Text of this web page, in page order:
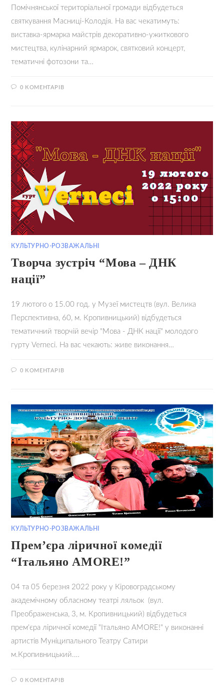
Помічнянської територіальної громади відбудеться
святкування Масниці-Колодія. На вас чекатимуть:
виставка-ярмарка майстрів декоративно-ужиткового
мистецтва, кулінарний ярмарок, святковий концерт,
тематичні фотозони та…
0 КОМЕНТАРІВ
КУЛЬТУРНО-РОЗВАЖАЛЬНІ
Творча зустріч “Мова – ДНК
нації”
19 лютого о 15.00 год. у Музеї мистецтв (вул. Велика
Перспективна, 60, м. Кропивницький) відбудеться
тематичний творчій вечір "Мова - ДНК нації" молодого
гурту Vernecі. На вас чекають: живе виконання…
0 КОМЕНТАРІВ
КУЛЬТУРНО-РОЗВАЖАЛЬНІ
Прем’єра ліричної комедії
“Італьяно AMORE!”
04 та 05 березня 2022 року у Кіровоградському
академічному обласному театрі ляльок (вул.
Преображенська, 3, м. Кропивницький) відбудеться
прем'єра ліричної комедії "Італьяно AMORE!" у виконанні
артистів Муніципального Театру Сатири
м.Кропивницький.…
0 КОМЕНТАРІВ